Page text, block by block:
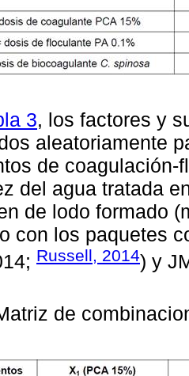
3, los factores y
aleatoriamente
de
del agua tratada
de lodo formado
con los paquetes
Russell, 2014) y
de